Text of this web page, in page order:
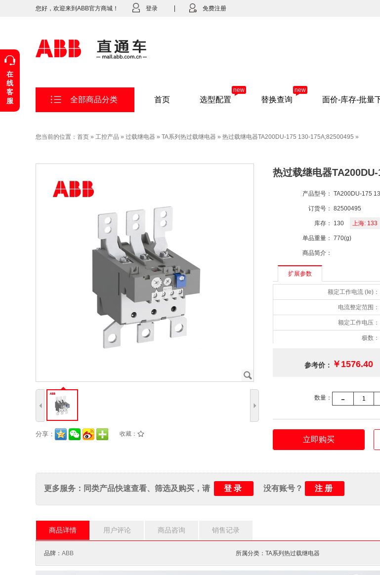
您好，欢迎来到ABB官方商城！ 登录 免费注册
全部商品分类 首页 选型配置
new
替换查询
new
面价-库存-批量
您当前的位置： 首页 » 工控产品 » 过载继电器 » TA系列热过载继电器 » 热过载继电器TA200DU-175 130-175A;82500495 »
J
4 5
分享： 收藏： /
热过载继电器
产品型号： TA200DU-175
订货号： 82500495
库存： 130 上海: 133
单品重量： 770(g)
商品简介：
扩展参数
额定工作电流 (Ie)：
电流整定范围：
额定工作电压：
极数：
辅助触点NO数量：
防护等级：
允许的最高工作海拔：
参考价： ￥1576.40
数量： -
立即购买
更多服务：同类产品快速查看、筛选及购买，请 登录 没有账号？ 注册
商品详情 用户评论 商品咨询 销售记录
品牌： ABB 所属分类：TA系列热过载继电器
在
线
客
服